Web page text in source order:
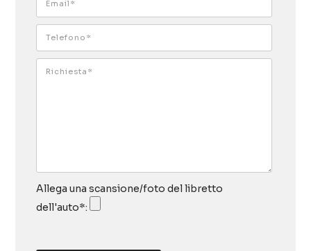
Allega una scansione/foto del libretto
dell'auto*: